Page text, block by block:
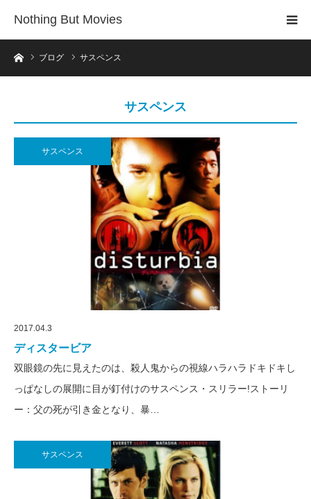
Nothing But Movies
ホームブログ サスペンス
サスペンス
サスペンス
2017.04.3
ディスタービア
双眼鏡の先に見えたのは、殺人鬼からの視線ハラハラドキドキし
っぱなしの展開に目が釘付けのサスペンス・スリラー!ストーリ
ー：父の死が引き金となり、暴…
サスペンス